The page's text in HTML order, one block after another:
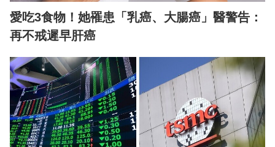
愛吃3食物！她罹患「乳癌、大腸癌」醫警告：
再不戒遲早肝癌